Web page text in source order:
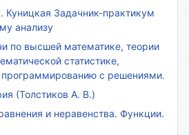
Куницкая Задачник-практикум
анализу
по высшей математике, теории
статистике,
с решениями.
(Толстиков А. В.)
и неравенства. Функции.